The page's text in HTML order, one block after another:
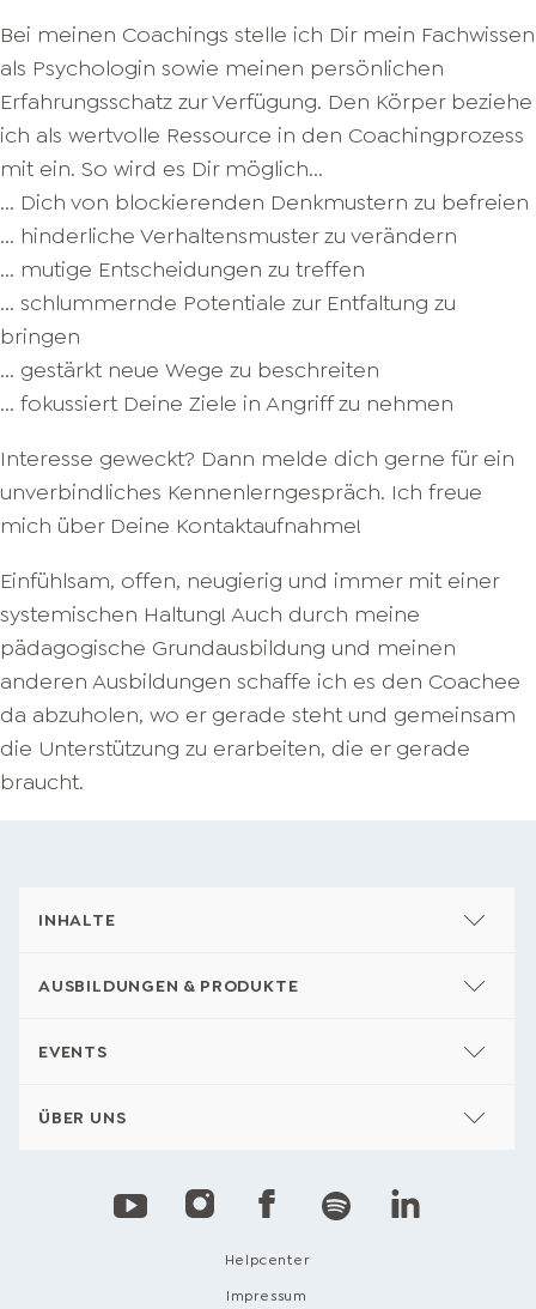
Bei meinen Coachings stelle ich Dir mein Fachwissen
als Psychologin sowie meinen persönlichen
Erfahrungsschatz zur Verfügung. Den Körper beziehe
ich als wertvolle Ressource in den Coachingprozess
mit ein. So wird es Dir möglich...
... Dich von blockierenden Denkmustern zu befreien
... hinderliche Verhaltensmuster zu verändern
... mutige Entscheidungen zu treffen
... schlummernde Potentiale zur Entfaltung zu
bringen
... gestärkt neue Wege zu beschreiten
... fokussiert Deine Ziele in Angriff zu nehmen
Interesse geweckt? Dann melde dich gerne für ein
unverbindliches Kennenlerngespräch. Ich freue
mich über Deine Kontaktaufnahme!
Einfühlsam, offen, neugierig und immer mit einer
systemischen Haltung! Auch durch meine
pädagogische Grundausbildung und meinen
anderen Ausbildungen schaffe ich es den Coachee
da abzuholen, wo er gerade steht und gemeinsam
die Unterstützung zu erarbeiten, die er gerade
braucht.
INHALTE
AUSBILDUNGEN & PRODUKTE
EVENTS
ÜBER UNS
Helpcenter
Impressum